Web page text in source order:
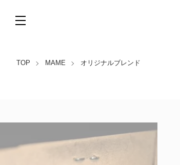
TOP MAME オリジナルブレンド